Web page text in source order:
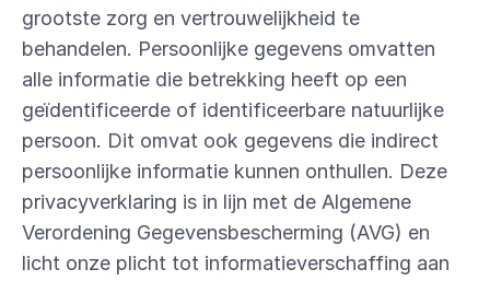
grootste zorg en vertrouwelijkheid te
behandelen. Persoonlijke gegevens omvatten
alle informatie die betrekking heeft op een
geïdentificeerde of identificeerbare natuurlijke
persoon. Dit omvat ook gegevens die indirect
persoonlijke informatie kunnen onthullen. Deze
privacyverklaring is in lijn met de Algemene
Verordening Gegevensbescherming (AVG) en
licht onze plicht tot informatieverschaffing aan